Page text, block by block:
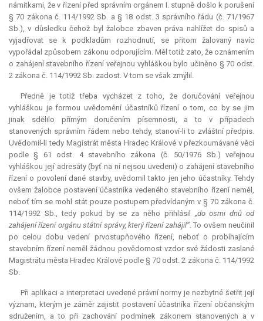
námitkami, že v řízení před správním orgánem I. stupně došlo k porušení
§ 70 zákona č. 114/1992 Sb. a § 18 odst. 3 správního řádu (č. 71/1967
Sb.), v důsledku čehož byl žalobce zbaven práva nahlížet do spisů a
vyjadřovat se k podkladům rozhodnutí, se přitom žalovaný navíc
vypořádal způsobem zákonu odporujícím. Měl totiž zato, že oznámením
o zahájení stavebního řízení veřejnou vyhláškou bylo učiněno § 70 odst.
2 zákona č. 114/1992 Sb. zadost. V tom se však zmýlil.
Předně je totiž třeba vycházet z toho, že doručování veřejnou
vyhláškou je formou uvědomění účastníků řízení o tom, co by se jim
jinak sdělilo přímým doručením písemnosti, a to v případech
stanovených správním řádem nebo tehdy, stanoví-li to zvláštní předpis.
Uvědomil-li tedy Magistrát města Hradec Králové v přezkoumávané věci
podle § 61 odst. 4 stavebního zákona (č. 50/1976 Sb.) veřejnou
vyhláškou její adresáty (byť na ní nejsou uvedeni) o zahájení stavebního
řízení o povolení dané stavby, uvědomil takto jen jeho účastníky. Tehdy
ovšem žalobce postavení účastníka vedeného stavebního řízení neměl,
neboť tím se mohl stát pouze postupem předvídaným v § 70 zákona č.
114/1992 Sb., tedy pokud by se za něho přihlásil „do osmi dnů od
zahájení řízení orgánu státní správy, který řízení zahájil“. To ovšem neučinil
po celou dobu vedení prvostupňového řízení, neboť o probíhajícím
stavebním řízení neměl žádnou povědomost vzdor své žádosti zaslané
Magistrátu města Hradec Králové podle § 70 odst. 2 zákona č. 114/1992
Sb.
Při aplikaci a interpretaci uvedené právní normy je nezbytné šetřit její
význam, kterým je záměr zajistit postavení účastníka řízení občanským
sdružením, a to při zachování podmínek zákonem stanovených a v